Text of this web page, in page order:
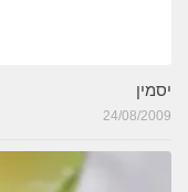
יסמין
24/08/2009